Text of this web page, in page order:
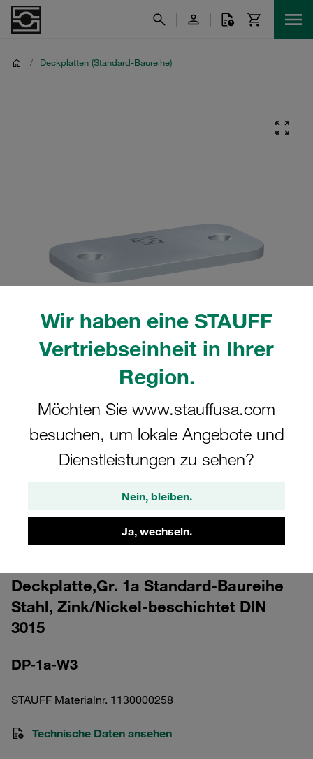
Wir haben eine STAUFF
Vertriebseinheit in Ihrer
Region.
Möchten Sie www.stauffusa.com
besuchen, um lokale Angebote und
Dienstleistungen zu sehen?
Nein, bleiben.
Ja, wechseln.
/ Deckplatten (Standard-Baureihe)
tatsächlichen Produkt abweichen.
Anmelden
Deckplatte,Gr. 1a Standard-Baureihe
Stahl, Zink/Nickel-beschichtet DIN
3015
DP-1a-W3
STAUFF Materialnr. 1130000258
Technische Daten ansehen